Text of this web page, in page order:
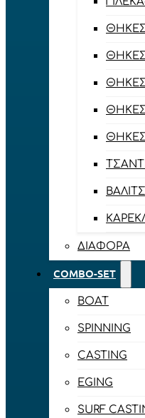
ΔΙΆΦΟΡΑ
COMBO-SET
BOAT
SPINNING
CASTING
EGING
SURF